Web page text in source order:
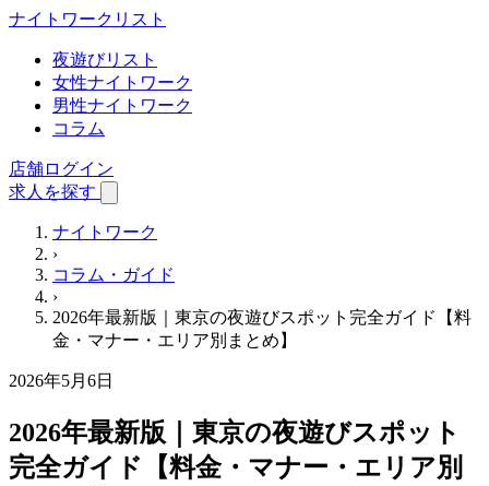
ナイトワーク リスト
夜遊びリスト
女性ナイトワーク
男性ナイトワーク
コラム
店舗ログイン
求人を探す
ナイトワーク
›
コラム・ガイド
›
2026年最新版｜東京の夜遊びスポット完全ガイド【料
金・マナー・エリア別まとめ】
2026年5月6日
2026年最新版｜東京の夜遊びスポット
完全ガイド【料金・マナー・エリア別